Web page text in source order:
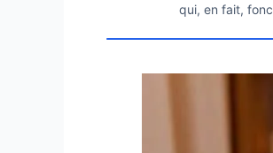
qui, en fait,